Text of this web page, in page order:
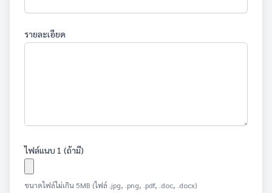
รายละเอียด
ไฟล์แนบ 1 (ถ้ามี)
ขนาดไฟล์ไม่เกิน 5MB (ไฟล์ .jpg, .png, .pdf, .doc, .docx)